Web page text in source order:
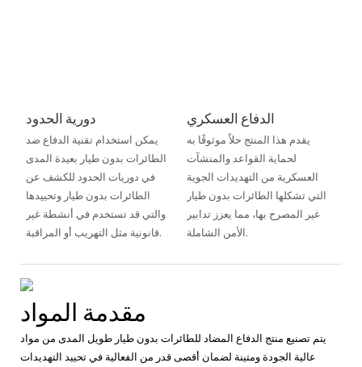
دورية الحدود
يمكن استخدام تقنية الدفاع ضد
الطائرات بدون طيار بعيدة المدى
في دوريات الحدود للكشف عن
الطائرات بدون طيار وتحييدها
والتي قد تستخدم في أنشطة غير
قانونية مثل التهريب أو المراقبة.
الدفاع العسكري
يقدم هذا المنتج حلاً موثوقًا به
لحماية القواعد والمنشآت
العسكرية من التهديدات الجوية
التي تشكلها الطائرات بدون طيار
غير المصرح بها، مما يعزز تدابير
الأمن الشاملة.
مقدمة المواد
يتم تصنيع منتج الدفاع المضاد للطائرات بدون طيار طويل المدى من مواد
عالية الجودة ومتينة لضمان أقصى قدر من الفعالية في تحييد التهديدات